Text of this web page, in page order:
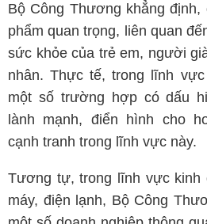
Bộ Công Thương khẳng
phẩm quan trọng, liên quan
sức khỏe của trẻ em, người
nhân. Thực tế, trong lĩnh
một số trường hợp có dấu
lành mạnh, điển hình cho
cạnh tranh trong lĩnh vực này.
Tương tự, trong lĩnh vực kinh
máy, điện lạnh, Bộ Công